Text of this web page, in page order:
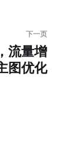
下一页
流量增
图优化